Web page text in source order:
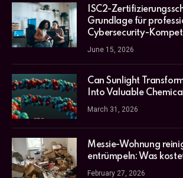
ISC2-
Grundlage für
Cybersecurity-
June 15, 2026
Can Sunlight
Into Valuable
March 31, 2026
Messie-Wohnung
entrümpeln: Was
February 27, 2026